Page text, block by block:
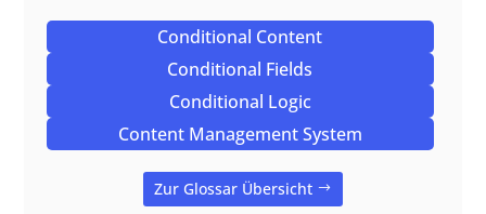
Conditional Content
Conditional Fields
Conditional Logic
Content Management System
Zur Glossar Übersicht